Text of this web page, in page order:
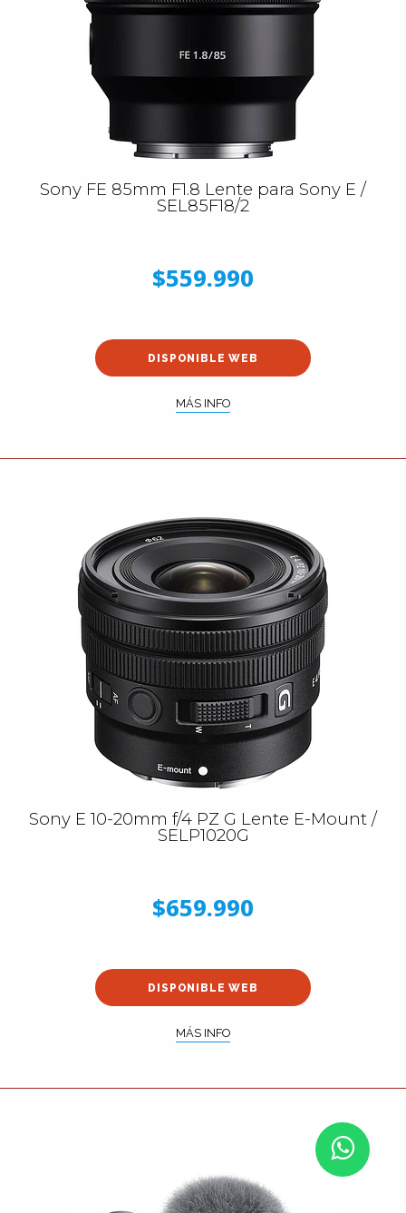
Sony FE 85mm F1.8 Lente para Sony E /
SEL85F18/2
$559.990
DISPONIBLE WEB
MÁS INFO
Sony E 10-20mm f/4 PZ G Lente E-Mount /
SELP1020G
$659.990
DISPONIBLE WEB
MÁS INFO